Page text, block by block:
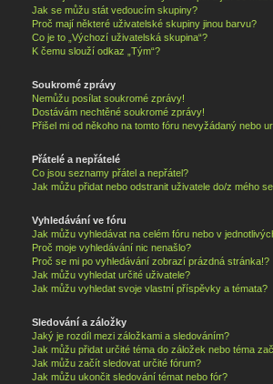
Jak se můžu stát vedoucím skupiny?
Proč mají některé uživatelské skupiny jinou barvu?
Co je to „Výchozí uživatelská skupina“?
K čemu slouží odkaz „Tým“?
Soukromé zprávy
Nemůžu posílat soukromé zprávy!
Dostávám nechtěné soukromé zprávy!
Přišel mi od někoho na tomto fóru nevyžádaný nebo
Přátelé a nepřátelé
Co jsou seznamy přátel a nepřátel?
Jak můžu přidat nebo odstranit uživatele do/z mého
Vyhledávání ve fóru
Jak můžu vyhledávat na celém fóru nebo v
Proč moje vyhledávání nic nenašlo?
Proč se mi po vyhledávání zobrazí prázdná stránka!?
Jak můžu vyhledat určité uživatele?
Jak můžu vyhledat svoje vlastní příspěvky a témata?
Sledování a záložky
Jaký je rozdíl mezi záložkami a sledováním?
Jak můžu přidat určité téma do záložek nebo téma
Jak můžu začít sledovat určité fórum?
Jak můžu ukončit sledování témat nebo fór?